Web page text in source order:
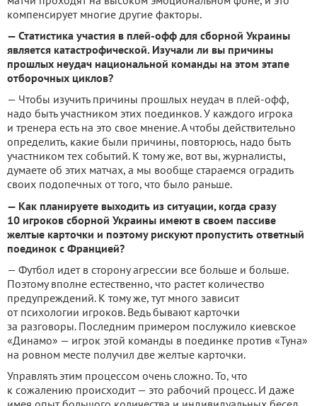
компенсирует многие другие факторы.
— Статистика участия в плей-офф для сборной Украины
является катастрофической. Изучали ли вы причины
прошлых неудач национальной команды на этом этапе
отборочных циклов?
— Чтобы изучить причины прошлых неудач в плей-офф,
надо быть участником этих поединков. У каждого игрока
и тренера есть на это свое мнение. А чтобы действительно
определить, какие были причины, повторюсь, надо быть
участником тех событий. К тому же, вот вы, журналисты,
думаете об этих матчах, а мы вообще стараемся оградить
своих подопечных от того, что было раньше.
— Как планируете выходить из ситуации, когда сразу
10 игроков сборной Украины имеют в своем пассиве
желтые карточки и поэтому рискуют пропустить ответный
поединок с Францией?
— Футбол идет в сторону агрессии все больше и больше.
Поэтому вполне естественно, что растет количество
предупреждений. К тому же, тут много зависит
от психологии игроков. Ведь бывают карточки
за разговоры. Последним примером послужило киевское
«Динамо» — игрок этой команды в поединке против «Туна»
на ровном месте получил две желтые карточки.
Управлять этим процессом очень сложно. То, что
к сожалению происходит — это рабочий процесс. И даже